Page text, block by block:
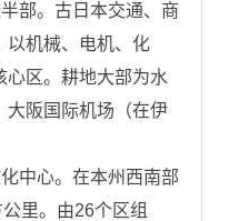
部。古日本交通、商
以机械、电机、化
心区。耕地大部为水
大阪国际机场（在伊
中心。在本州西南部
里。由26个区组